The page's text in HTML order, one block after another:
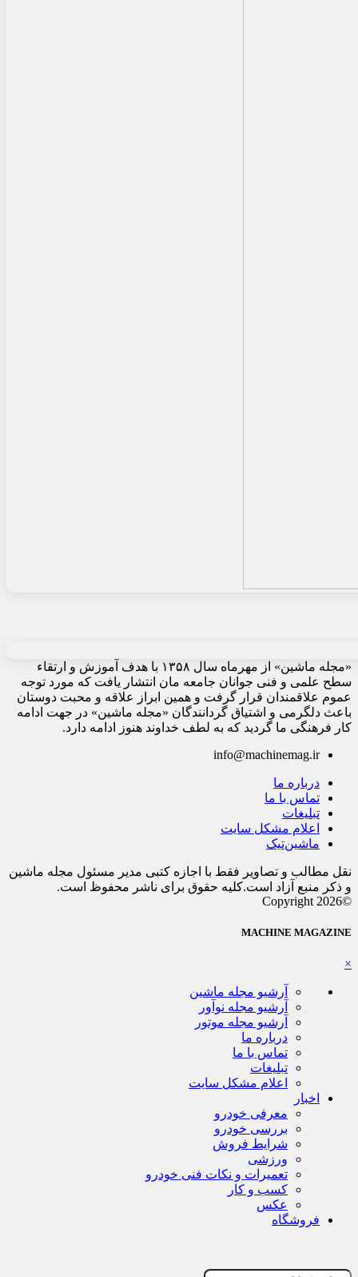
«مجله ماشین» از مهرماه سال ۱۳۵۸ با هدف آموزش و ارتقاء
سطح علمی و فنی جوانان جامعه مان انتشار یافت که مورد توجه
عموم علاقمندان قرار گرفت و همین ابراز علاقه و محبت دوستان
باعث دلگرمی و اشتیاق گردانندگان «مجله ماشین» در جهت ادامه
کار فرهنگی ما گردید که به لطف خداوند هنوز ادامه دارد.
info@machinemag.ir
درباره ما
تماس با ما
تبلیغات
اعلام مشکل سایت
ماشین‌تیک
نقل مطالب و تصاویر فقط با اجازه کتبی مدیر مسئول مجله ماشین
و ذکر منبع آزاد است.کلیه حقوق برای ناشر محفوظ است.
©Copyright 2026
MACHINE MAGAZINE
×
آرشیو مجله ماشین
آرشیو مجله نوآور
آرشیو مجله موتور
درباره ما
تماس با ما
تبلیغات
اعلام مشکل سایت
اخبار
معرفی خودرو
بررسی خودرو
شرایط فروش
ورزشی
تعمیرات و نکات فنی خودرو
کسب و کار
عکس
فروشگاه